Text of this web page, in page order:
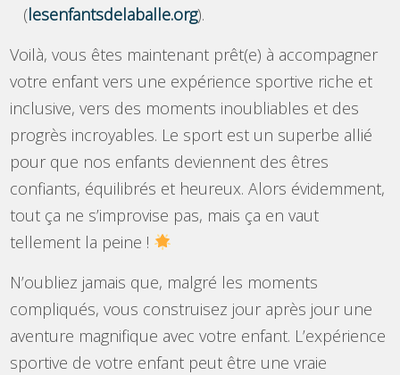
(lesenfantsdelaballe.org).
Voilà, vous êtes maintenant prêt(e) à accompagner
votre enfant vers une expérience sportive riche et
inclusive, vers des moments inoubliables et des
progrès incroyables. Le sport est un superbe allié
pour que nos enfants deviennent des êtres
confiants, équilibrés et heureux. Alors évidemment,
tout ça ne s’improvise pas, mais ça en vaut
tellement la peine !
N’oubliez jamais que, malgré les moments
compliqués, vous construisez jour après jour une
aventure magnifique avec votre enfant. L’expérience
sportive de votre enfant peut être une vraie